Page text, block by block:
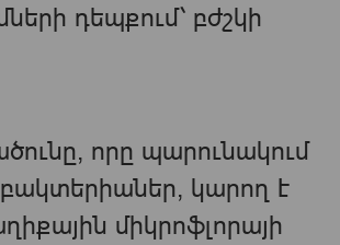
դեպքում՝ բժշկի
որը պարունակում
կարող է
միկրոֆլորայի